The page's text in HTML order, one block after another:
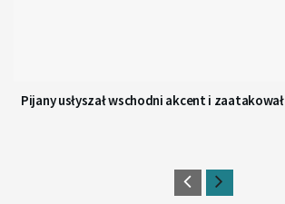
Pijany usłyszał wschodni akcent i zaatakował